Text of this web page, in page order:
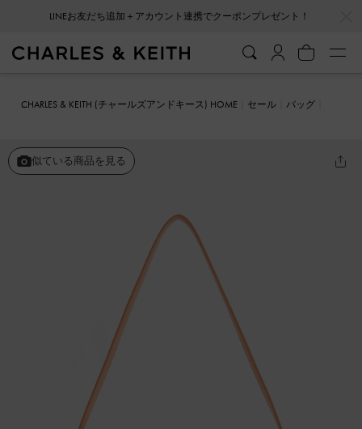
CHARLES & KEITH (チャールズアンドキース) HOME セール
バッグ
似ている商品を見る